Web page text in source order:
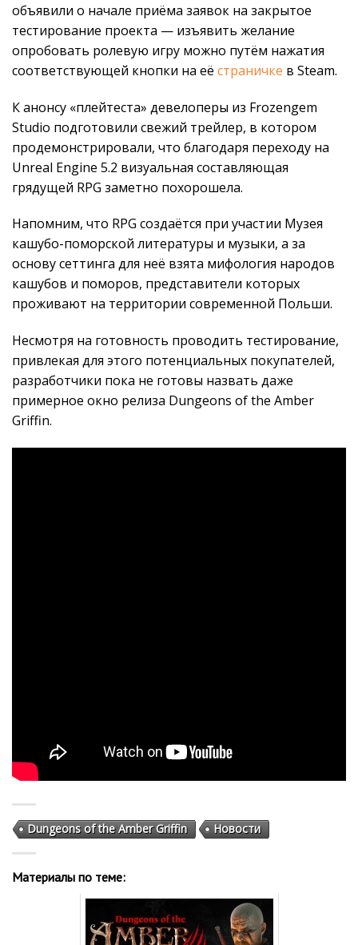
объявили о начале приёма заявок на закрытое
тестирование проекта — изъявить желание
опробовать ролевую игру можно путём нажатия
соответствующей кнопки на её страничке в Steam.
К анонсу «плейтеста» девелоперы из Frozengem
Studio подготовили свежий трейлер, в котором
продемонстрировали, что благодаря переходу на
Unreal Engine 5.2 визуальная составляющая
грядущей RPG заметно похорошела.
Напомним, что RPG создаётся при участии Музея
кашубо-поморской литературы и музыки, а за
основу сеттинга для неё взята мифология народов
кашубов и поморов, представители которых
проживают на территории современной Польши.
Несмотря на готовность проводить тестирование,
привлекая для этого потенциальных покупателей,
разработчики пока не готовы назвать даже
примерное окно релиза Dungeons of the Amber
Griffin.
Dungeons of the Amber Griffin Новости
Материалы по теме: